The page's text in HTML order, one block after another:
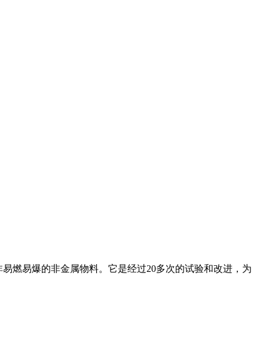
燃易爆的非金属物料。它是经过20多次的试验和改进，为